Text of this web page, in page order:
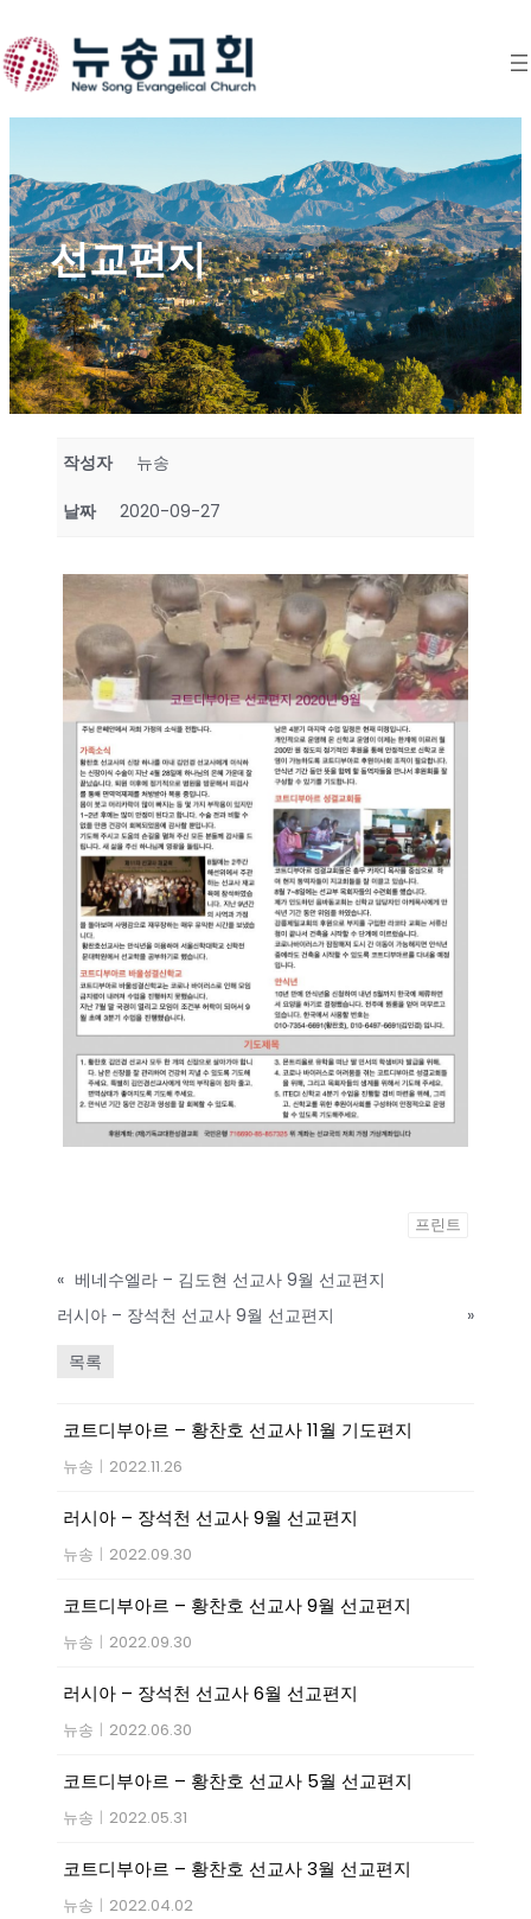
to
content
선교편지
작성자 뉴송
날짜 2020-09-27
프린트
« 베네수엘라 – 김도현 선교사 9월 선교편지
러시아 – 장석천 선교사 9월 선교편지
»
목록
코트디부아르 – 황찬호 선교사 11월 기도편지
뉴송 | 2022.11.26
러시아 – 장석천 선교사 9월 선교편지
뉴송 | 2022.09.30
코트디부아르 – 황찬호 선교사 9월 선교편지
뉴송 | 2022.09.30
러시아 – 장석천 선교사 6월 선교편지
뉴송 | 2022.06.30
코트디부아르 – 황찬호 선교사 5월 선교편지
뉴송 | 2022.05.31
코트디부아르 – 황찬호 선교사 3월 선교편지
뉴송 | 2022.04.02